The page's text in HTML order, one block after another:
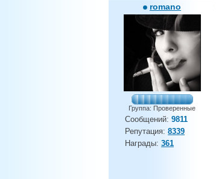
romano
Группа: Проверенные
Сообщений: 9811
Репутация: 8339
Награды: 361